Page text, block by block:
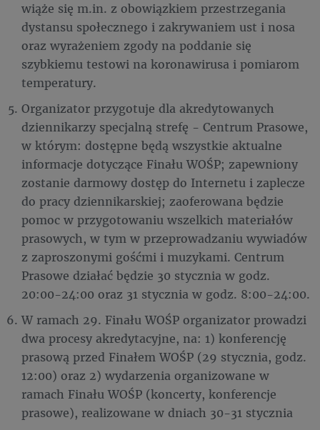
wiąże się m.in. z obowiązkiem przestrzegania
dystansu społecznego i zakrywaniem ust i nosa
oraz wyrażeniem zgody na poddanie się
szybkiemu testowi na koronawirusa i pomiarom
temperatury.
Organizator przygotuje dla akredytowanych
dziennikarzy specjalną strefę - Centrum Prasowe,
w którym: dostępne będą wszystkie aktualne
informacje dotyczące Finału WOŚP; zapewniony
zostanie darmowy dostęp do Internetu i zaplecze
do pracy dziennikarskiej; zaoferowana będzie
pomoc w przygotowaniu wszelkich materiałów
prasowych, w tym w przeprowadzaniu wywiadów
z zaproszonymi gośćmi i muzykami. Centrum
Prasowe działać będzie 30 stycznia w godz.
20:00-24:00 oraz 31 stycznia w godz. 8:00-24:00.
W ramach 29. Finału WOŚP organizator prowadzi
dwa procesy akredytacyjne, na: 1) konferencję
prasową przed Finałem WOŚP (29 stycznia, godz.
12:00) oraz 2) wydarzenia organizowane w
ramach Finału WOŚP (koncerty, konferencje
prasowe), realizowane w dniach 30-31 stycznia